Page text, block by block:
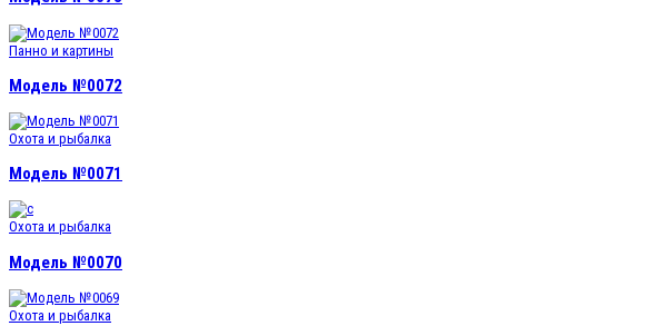
Панно и картины
Модель №0072
Охота и рыбалка
Модель №0071
Охота и рыбалка
Модель №0070
Охота и рыбалка